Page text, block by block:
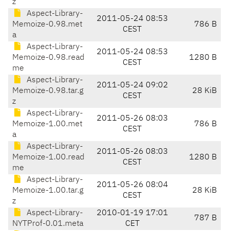
z
Aspect-Library-
Memoize-0.98.met
a
2011-05-24 08:53
CEST
786 B
Aspect-Library-
Memoize-0.98.read
me
2011-05-24 08:53
CEST
1280 B
Aspect-Library-
Memoize-0.98.tar.g
z
2011-05-24 09:02
CEST
28 KiB
Aspect-Library-
Memoize-1.00.met
a
2011-05-26 08:03
CEST
786 B
Aspect-Library-
Memoize-1.00.read
me
2011-05-26 08:03
CEST
1280 B
Aspect-Library-
Memoize-1.00.tar.g
z
2011-05-26 08:04
CEST
28 KiB
Aspect-Library-
NYTProf-0.01.meta
2010-01-19 17:01
CET
787 B